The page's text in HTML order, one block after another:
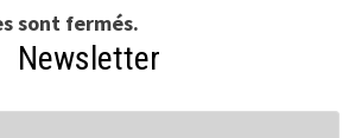
sont fermés.
Newsletter